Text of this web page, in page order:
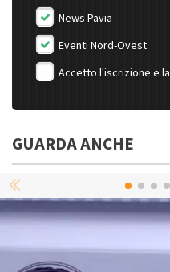
News Pavia
Eventi Nord-Ovest
Accetto l'iscrizione e la
GUARDA ANCHE